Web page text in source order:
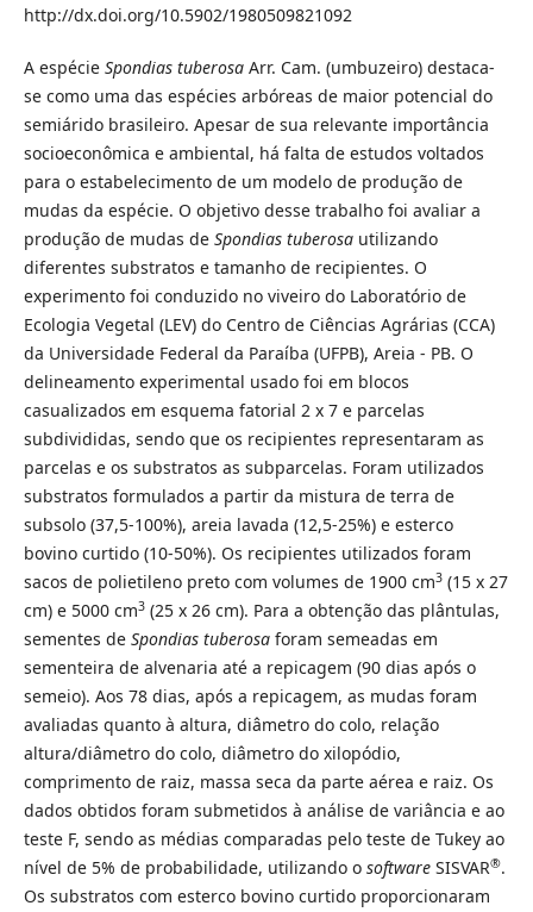
http://dx.doi.org/10.5902/1980509821092
A espécie Spondias tuberosaArr. Cam. (umbuzeiro) destaca-
se como uma das espécies arbóreas de maior potencial do
semiárido brasileiro. Apesar de sua relevante importância
socioeconômica e ambiental, há falta de estudos voltados
para o estabelecimento de um modelo de produção de
mudas da espécie. O objetivo desse trabalho foi avaliar a
produção de mudas de Spondias tuberosautilizando
diferentes substratos e tamanho de recipientes. O
experimento foi conduzido no viveiro do Laboratório de
Ecologia Vegetal (LEV) do Centro de Ciências Agrárias (CCA)
da Universidade Federal da Paraíba (UFPB), Areia - PB. O
delineamento experimental usado foi em blocos
casualizados em esquema fatorial 2 x 7 e parcelas
subdivididas, sendo que os recipientes representaram as
parcelas e os substratos as subparcelas. Foram utilizados
substratos formulados a partir da mistura de terra de
subsolo (37,5-100%), areia lavada (12,5-25%) e esterco
bovino curtido (10-50%). Os recipientes utilizados foram
sacos de polietileno preto com volumes de 1900 cm3(15 x 27
cm) e 5000 cm3(25 x 26 cm). Para a obtenção das plântulas,
sementes de Spondias tuberosaforam semeadas em
sementeira de alvenaria até a repicagem (90 dias após o
semeio). Aos 78 dias, após a repicagem, as mudas foram
avaliadas quanto à altura, diâmetro do colo, relação
altura/diâmetro do colo, diâmetro do xilopódio,
comprimento de raiz, massa seca da parte aérea e raiz. Os
dados obtidos foram submetidos à análise de variância e ao
teste F, sendo as médias comparadas pelo teste de Tukey ao
nível de 5% de probabilidade, utilizando o software SISVAR®.
Os substratos com esterco bovino curtido proporcionaram